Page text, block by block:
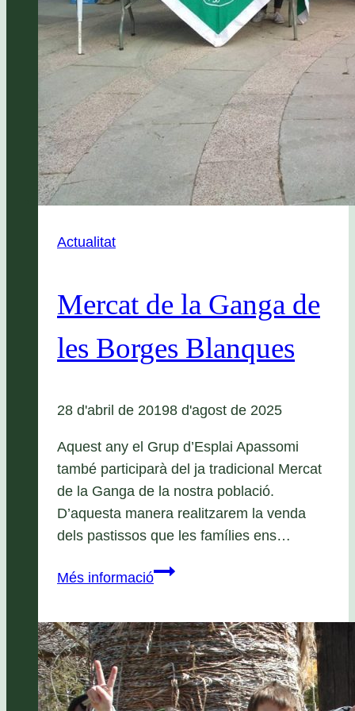
Actualitat
Mercat de la Ganga de
les Borges Blanques
28 d'abril de 20198 d'agost de 2025
Aquest any el Grup d’Esplai Apassomi
també participarà del ja tradicional Mercat
de la Ganga de la nostra població.
D’aquesta manera realitzarem la venda
dels pastissos que les famílies ens…
Més informacióMercat
Ganga
de
les
Borges